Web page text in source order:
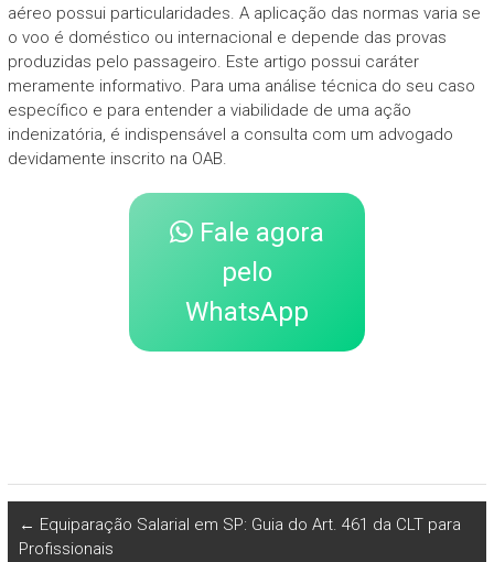
aéreo possui particularidades. A aplicação das normas varia se
o voo é doméstico ou internacional e depende das provas
produzidas pelo passageiro. Este artigo possui caráter
meramente informativo. Para uma análise técnica do seu caso
específico e para entender a viabilidade de uma ação
indenizatória, é indispensável a consulta com um advogado
devidamente inscrito na OAB.
Fale agora
pelo
WhatsApp
← Equiparação Salarial em SP: Guia do Art. 461 da CLT para
Profissionais